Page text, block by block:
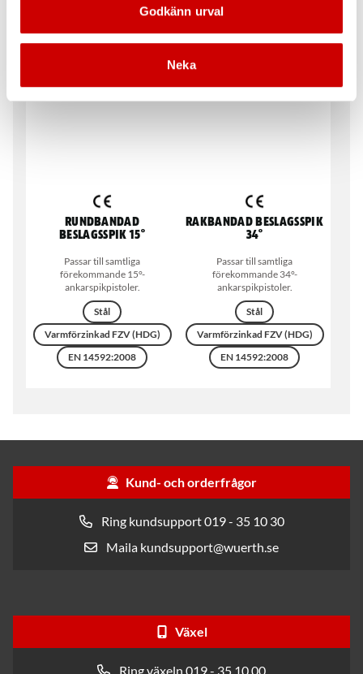
Godkänn urval
Neka
DIN 1052
Varmförzinkad FZV (HDG)
Rundbandad
beslagsspik 15°
Passar till samtliga
förekommande 15°-
ankarspikpistoler.
Stål
Varmförzinkad FZV (HDG)
EN 14592:2008
Rakbandad Beslagsspik
34°
Passar till samtliga
förekommande 34°-
ankarspikpistoler.
Stål
Varmförzinkad FZV (HDG)
EN 14592:2008
Kund- och orderfrågor
Ring kundsupport 019 - 35 10 30
Maila kundsupport@wuerth.se
Växel
Ring växeln 019 - 35 10 00